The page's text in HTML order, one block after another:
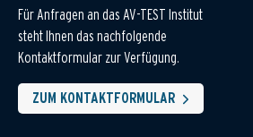
Für Anfragen an das AV-TEST Institut
steht Ihnen das nachfolgende
Kontaktformular zur Verfügung.
ZUM KONTAKTFORMULAR